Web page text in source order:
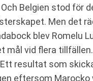
Belgien stod för
Men det
blev Romelu
mål vid flera
resultat som
eftersom Marocko